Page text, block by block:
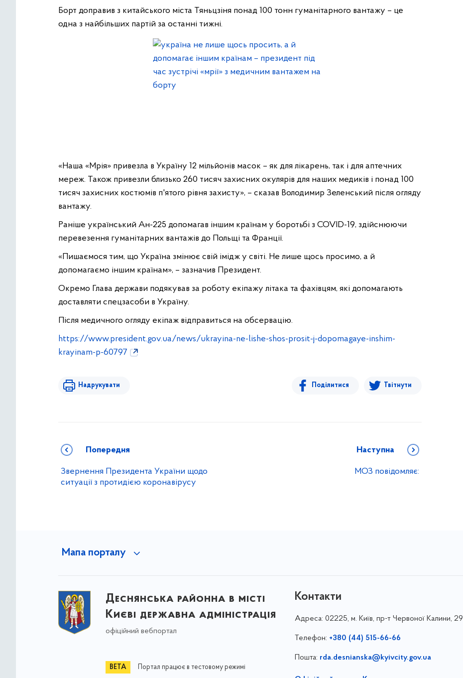
Борт доправив з китайського міста Тяньцзіня понад 100 тонн гуманітарного вантажу – це
одна з найбільших партій за останні тижні.
«Наша «Мрія» привезла в Україну 12 мільйонів масок – як для лікарень, так і для аптечних
мереж. Також привезли близько 260 тисяч захисних окулярів для наших медиків і понад 100
тисяч захисних костюмів п'ятого рівня захисту», – сказав Володимир Зеленський після огляду
вантажу.
Раніше український Ан-225 допомагав іншим країнам у боротьбі з COVID-19, здійснюючи
перевезення гуманітарних вантажів до Польщі та Франції.
«Пишаємося тим, що Україна змінює свій імідж у світі. Не лише щось просимо, а й
допомагаємо іншим країнам», – зазначив Президент.
Окремо Глава держави подякував за роботу екіпажу літака та фахівцям, які допомагають
доставляти спецзасоби в Україну.
Після медичного огляду екіпаж відправиться на обсервацію.
https://www.president.gov.ua/news/ukrayina-ne-lishe-shos-prosit-j-dopomagaye-inshim-
krayinam-p-60797
Надрукувати Поділитися Твітнути
Попередня
Звернення Президента України щодо
ситуації з протидією коронавірусу
Наступна
МОЗ повідомляє:
Мапа порталу
Деснянська районна в місті
Києві державна адміністрація
офіційний вебпортал
Портал працює в тестовому режимі
Контакти
Адреса: 02225, м. Київ, пр-т Червоної Калини, 29
Телефон: +380 (44) 515-66-66
Пошта: rda.desnianska@kyivcity.gov.ua